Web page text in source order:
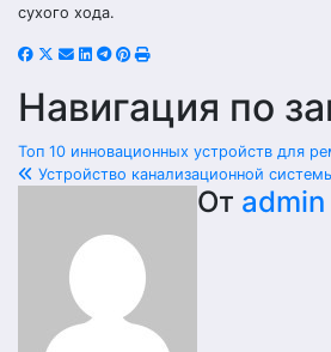
сухого хода.
Навигация по
Топ 10 инновационных устройств для
Устройство канализационной
От admin